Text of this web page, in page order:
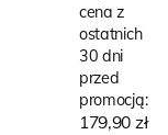
cena z
ostatnich
30 dni
przed
promocją:
179,90 zł